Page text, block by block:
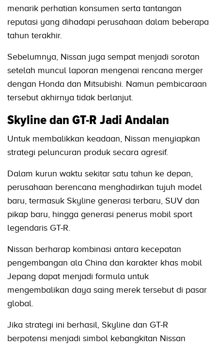
menarik perhatian konsumen serta tantangan
reputasi yang dihadapi perusahaan dalam beberapa
tahun terakhir.
Sebelumnya, Nissan juga sempat menjadi sorotan
setelah muncul laporan mengenai rencana merger
dengan Honda dan Mitsubishi. Namun pembicaraan
tersebut akhirnya tidak berlanjut.
Skyline dan GT-R Jadi Andalan
Untuk membalikkan keadaan, Nissan menyiapkan
strategi peluncuran produk secara agresif.
Dalam kurun waktu sekitar satu tahun ke depan,
perusahaan berencana menghadirkan tujuh model
baru, termasuk Skyline generasi terbaru, SUV dan
pikap baru, hingga generasi penerus mobil sport
legendaris GT-R.
Nissan berharap kombinasi antara kecepatan
pengembangan ala China dan karakter khas mobil
Jepang dapat menjadi formula untuk
mengembalikan daya saing merek tersebut di pasar
global.
Jika strategi ini berhasil, Skyline dan GT-R
berpotensi menjadi simbol kebangkitan Nissan